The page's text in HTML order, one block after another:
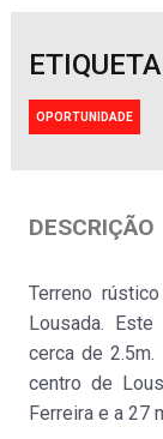
Ribeirão
OPORTUNIDADE
DESCRIÇÃO
Terreno
Lousada.
cerca de
centro de
Ferreira e a 27